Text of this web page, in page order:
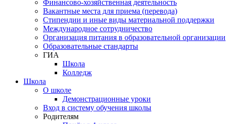
Финансово-хозяйственная деятельность
Вакантные места для приема (перевода)
Стипендии и иные виды материальной поддержки
Международное сотрудничество
Организация питания в образовательной организации
Образовательные стандарты
ГИА
Школа
Колледж
Школа
О школе
Демонстрационные уроки
Вход в систему обучения школы
Родителям